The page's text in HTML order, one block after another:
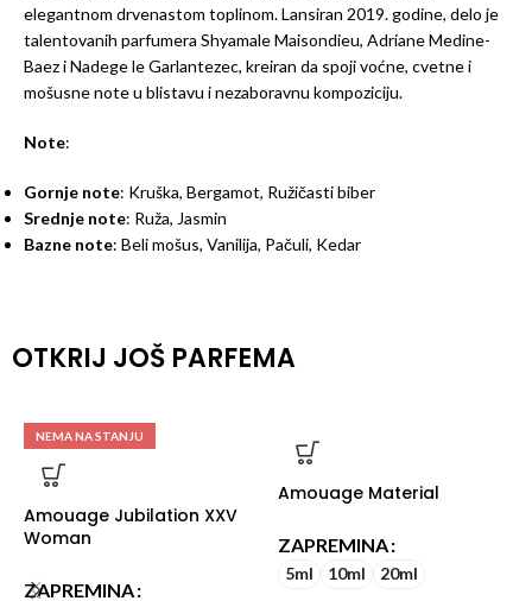
elegantnom drvenastom toplinom. Lansiran 2019. godine, delo je
talentovanih parfumera Shyamale Maisondieu, Adriane Medine-
Baez i Nadege le Garlantezec, kreiran da spoji voćne, cvetne i
mošusne note u blistavu i nezaboravnu kompoziciju.
Note:
Gornje note: Kruška, Bergamot, Ružičasti biber
Srednje note: Ruža, Jasmin
Bazne note: Beli mošus, Vanilija, Pačuli, Kedar
OTKRIJ JOŠ PARFEMA
NEMA NA STANJU
Amouage Jubilation XXV
Woman
ZAPREMINA
Amouage Material
ZAPREMINA
5ml 10ml 20ml